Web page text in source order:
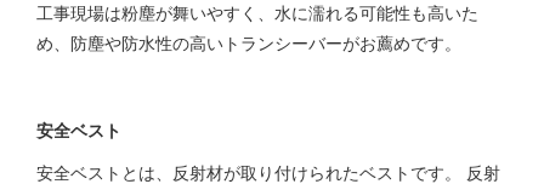
工事現場は粉塵が舞いやすく、水に濡れる可能性も高いた
め、防塵や防水性の高いトランシーバーがお薦めです。
安全ベスト
安全ベストとは、反射材が取り付けられたベストです。 反射